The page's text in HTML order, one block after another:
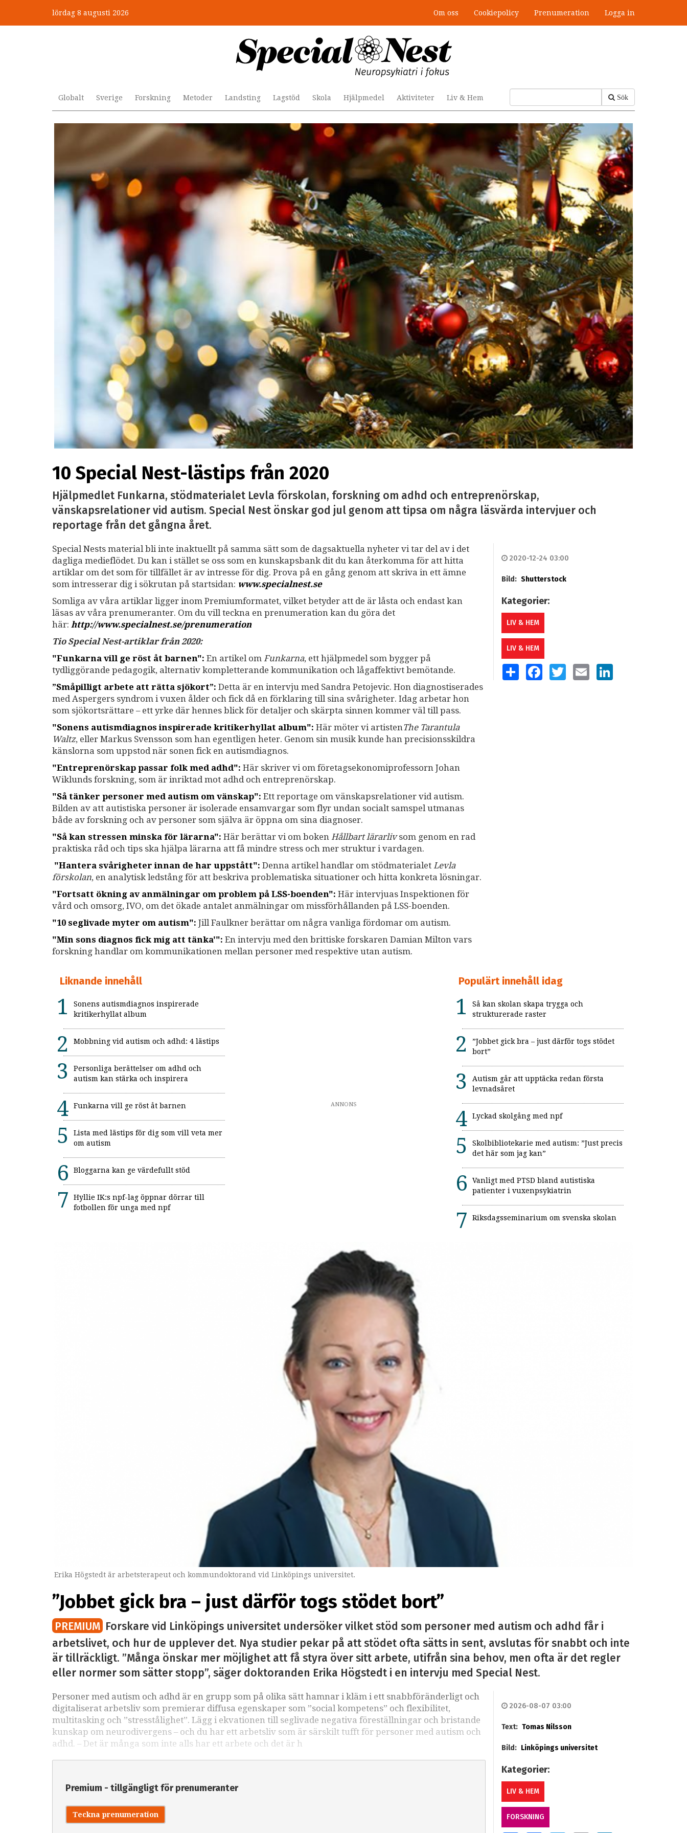
huvudinnehåll
lördag 8 augusti 2026 Om oss Cookiepolicy Prenumeration Logga in
Sök
Globalt Sverige Forskning Metoder Landsting Lagstöd Skola Hjälpmedel Aktiviteter Liv & Hem
10 Special Nest-lästips från 2020
Hjälpmedlet Funkarna, stödmaterialet Levla förskolan, forskning om adhd och entreprenörskap,
vänskapsrelationer vid autism. Special Nest önskar god jul genom att tipsa om några läsvärda intervjuer och
reportage från det gångna året.
Special Nests material bli inte inaktuellt på samma sätt som de dagsaktuella nyheter vi tar del av i det
dagliga medieflödet. Du kan i stället se oss som en kunskapsbank dit du kan återkomma för att hitta
artiklar om det som för tillfället är av intresse för dig. Prova på en gång genom att skriva in ett ämne
som intresserar dig i sökrutan på startsidan: www.specialnest.se
Somliga av våra artiklar ligger inom Premiumformatet, vilket betyder att de är låsta och endast kan
läsas av våra prenumeranter. Om du vill teckna en prenumeration kan du göra det
här: http://www.specialnest.se/prenumeration
Tio Special Nest-artiklar från 2020:
"Funkarna vill ge röst åt barnen": En artikel om Funkarna, ett hjälpmedel som bygger på
tydliggörande pedagogik, alternativ kompletterande kommunikation och lågaffektivt bemötande.
”Småpilligt arbete att rätta sjökort”: Detta är en intervju med Sandra Petojevic. Hon diagnostiserades
med Aspergers syndrom i vuxen ålder och fick då en förklaring till sina svårigheter. Idag arbetar hon
som sjökortsrättare – ett yrke där hennes blick för detaljer och skärpta sinnen kommer väl till pass.
"Sonens autismdiagnos inspirerade kritikerhyllat album": Här möter vi artistenThe Tarantula
Waltz, eller Markus Svensson som han egentligen heter. Genom sin musik kunde han precisionsskildra
känslorna som uppstod när sonen fick en autismdiagnos.
"Entreprenörskap passar folk med adhd": Här skriver vi om företagsekonomiprofessorn Johan
Wiklunds forskning, som är inriktad mot adhd och entreprenörskap.
"Så tänker personer med autism om vänskap": Ett reportage om vänskapsrelationer vid autism.
Bilden av att autistiska personer är isolerade ensamvargar som flyr undan socialt samspel utmanas
både av forskning och av personer som själva är öppna om sina diagnoser.
"Så kan stressen minska för lärarna": Här berättar vi om boken Hållbart lärarlivsom genom en rad
praktiska råd och tips ska hjälpa lärarna att få mindre stress och mer struktur i vardagen.
"Hantera svårigheter innan de har uppstått": Denna artikel handlar om stödmaterialet Levla
förskolan, en analytisk ledstång för att beskriva problematiska situationer och hitta konkreta lösningar.
"Fortsatt ökning av anmälningar om problem på LSS-boenden": Här intervjuas Inspektionen för
vård och omsorg, IVO, om det ökade antalet anmälningar om missförhållanden på LSS-boenden.
"10 seglivade myter om autism": Jill Faulkner berättar om några vanliga fördomar om autism.
"Min sons diagnos fick mig att tänka'": En intervju med den brittiske forskaren Damian Milton vars
forskning handlar om kommunikationen mellan personer med respektive utan autism.
2020-12-24 03:00
Bild: Shutterstock
Kategorier:
LIV & HEM
LIV & HEM
SHARE FACEBOOKTWITTEREMAIL LINKEDIN
Liknande innehåll
Sonens autismdiagnos inspirerade
kritikerhyllat album
Mobbning vid autism och adhd: 4 lästips
Personliga berättelser om adhd och
autism kan stärka och inspirera
Funkarna vill ge röst åt barnen
Lista med lästips för dig som vill veta mer
om autism
Bloggarna kan ge värdefullt stöd
Hyllie IK:s npf-lag öppnar dörrar till
fotbollen för unga med npf
ANNONS
Populärt innehåll idag
Så kan skolan skapa trygga och
strukturerade raster
”Jobbet gick bra – just därför togs stödet
bort”
Autism går att upptäcka redan första
levnadsåret
Lyckad skolgång med npf
Skolbibliotekarie med autism: ”Just precis
det här som jag kan”
Vanligt med PTSD bland autistiska
patienter i vuxenpsykiatrin
Riksdagsseminarium om svenska skolan
”Jobbet gick bra – just därför togs stödet bort”
Erika Högstedt är arbetsterapeut och kommundoktorand vid Linköpings universitet.
”Jobbet gick bra – just därför togs stödet bort”
PREMIUM Forskare vid Linköpings universitet undersöker vilket stöd som personer med autism och adhd får i
arbetslivet, och hur de upplever det. Nya studier pekar på att stödet ofta sätts in sent, avslutas för snabbt och inte
är tillräckligt. ”Många önskar mer möjlighet att få styra över sitt arbete, utifrån sina behov, men ofta är det regler
eller normer som sätter stopp”, säger doktoranden Erika Högstedt i en intervju med Special Nest.
Personer med autism och adhd är en grupp som på olika sätt hamnar i kläm i ett snabbföränderligt och
digitaliserat arbetsliv som premierar diffusa egenskaper som ”social kompetens” och flexibilitet,
multitasking och ”stresstålighet”. Lägg i ekvationen till seglivade negativa föreställningar och bristande
kunskap om neurodivergens – och du har ett arbetsliv som är särskilt tufft för personer med autism och
adhd. – Det är många som inte alls har ett arbete och det är h
Premium - tillgängligt för prenumeranter
Teckna prenumeration
2026-08-07 03:00
Text: Tomas Nilsson
Bild: Linköpings universitet
Kategorier:
LIV & HEM
FORSKNING